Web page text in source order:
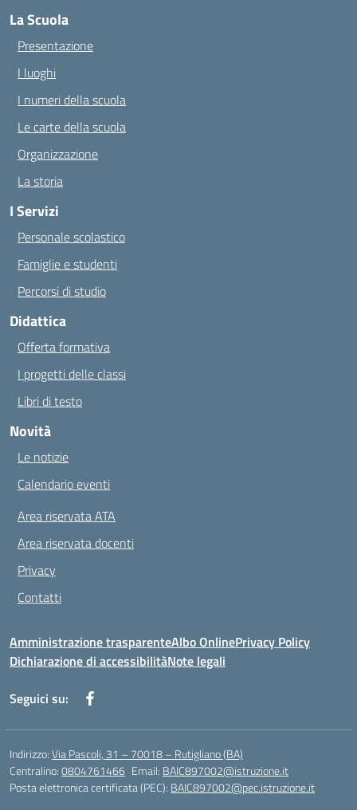
La Scuola
Presentazione
I luoghi
I numeri della scuola
Le carte della scuola
Organizzazione
La storia
I Servizi
Personale scolastico
Famiglie e studenti
Percorsi di studio
Didattica
Offerta formativa
I progetti delle classi
Libri di testo
Novità
Le notizie
Calendario eventi
Area riservata ATA
Area riservata docenti
Privacy
Contatti
Amministrazione trasparenteAlbo OnlinePrivacy Policy
Dichiarazione di accessibilitàNote legali
Seguici su:
Indirizzo:Via Pascoli, 31 – 70018 – Rutigliano (BA)
Centralino:0804761466 Email: BAIC897002@istruzione.it
Posta elettronica certificata (PEC): BAIC897002@pec.istruzione.it